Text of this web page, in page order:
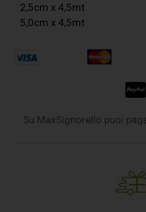
2,5cm x 4,5mt
5,0cm x 4,5mt
Su MaxSignorello puoi